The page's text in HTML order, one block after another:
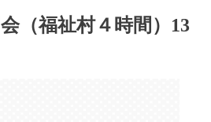
（福祉村４時間）13